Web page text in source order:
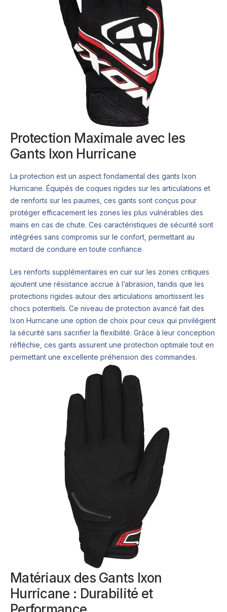
Protection Maximale avec les
Gants Ixon Hurricane
La protection est un aspect fondamental des gants Ixon
Hurricane. Équipés de coques rigides sur les articulations et
de renforts sur les paumes, ces gants sont conçus pour
protéger efficacement les zones les plus vulnérables des
mains en cas de chute. Ces caractéristiques de sécurité sont
intégrées sans compromis sur le confort, permettant au
motard de conduire en toute confiance.
Les renforts supplémentaires en cuir sur les zones critiques
ajoutent une résistance accrue à l’abrasion, tandis que les
protections rigides autour des articulations amortissent les
chocs potentiels. Ce niveau de protection avancé fait des
Ixon Hurricane une option de choix pour ceux qui privilégient
la sécurité sans sacrifier la flexibilité. Grâce à leur conception
réfléchie, ces gants assurent une protection optimale tout en
permettant une excellente préhension des commandes.
Matériaux des Gants Ixon
Hurricane : Durabilité et